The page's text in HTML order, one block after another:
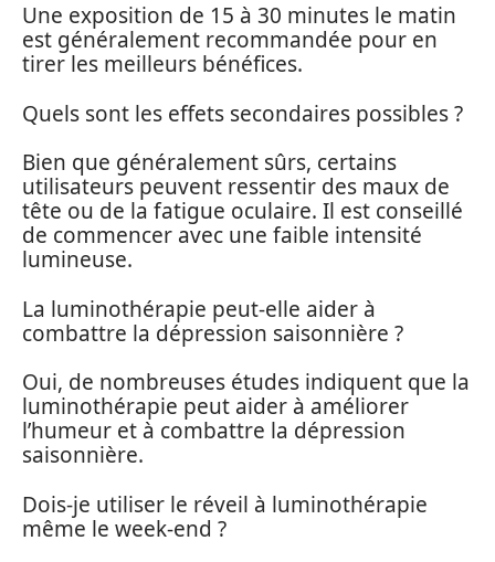
Une exposition de 15 à 30 minutes le matin
est généralement recommandée pour en
tirer les meilleurs bénéfices.
Quels sont les effets secondaires possibles ?
Bien que généralement sûrs, certains
utilisateurs peuvent ressentir des maux de
tête ou de la fatigue oculaire. Il est conseillé
de commencer avec une faible intensité
lumineuse.
La luminothérapie peut-elle aider à
combattre la dépression saisonnière ?
Oui, de nombreuses études indiquent que la
luminothérapie peut aider à améliorer
l’humeur et à combattre la dépression
saisonnière.
Dois-je utiliser le réveil à luminothérapie
même le week-end ?